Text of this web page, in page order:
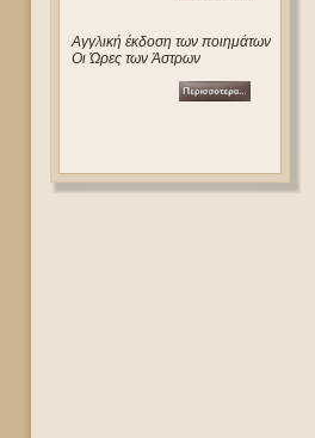
Αγγλική έκδοση των ποιημάτων
Οι Ώρες των Άστρων